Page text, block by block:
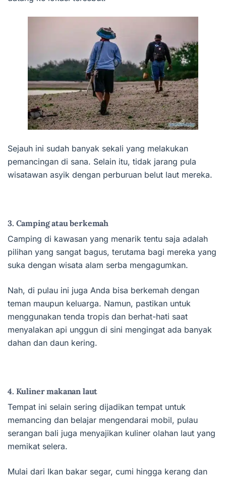
Sejauh ini sudah banyak sekali yang melakukan
pemancingan di sana. Selain itu, tidak jarang pula
wisatawan asyik dengan perburuan belut laut mereka.
3. Camping atau berkemah
Camping di kawasan yang menarik tentu saja adalah
pilihan yang sangat bagus, terutama bagi mereka yang
suka dengan wisata alam serba mengagumkan.
Nah, di pulau ini juga Anda bisa berkemah dengan
teman maupun keluarga. Namun, pastikan untuk
menggunakan tenda tropis dan berhat-hati saat
menyalakan api unggun di sini mengingat ada banyak
dahan dan daun kering.
4. Kuliner makanan laut
Tempat ini selain sering dijadikan tempat untuk
memancing dan belajar mengendarai mobil, pulau
serangan bali juga menyajikan kuliner olahan laut yang
memikat selera.
Mulai dari Ikan bakar segar, cumi hingga kerang dan